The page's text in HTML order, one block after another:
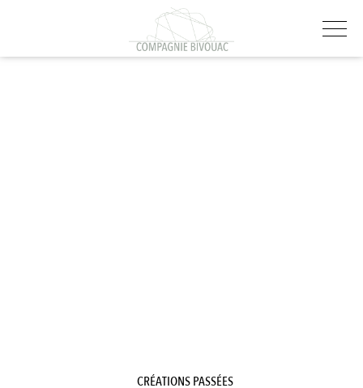
CRÉATIONS PASSÉES